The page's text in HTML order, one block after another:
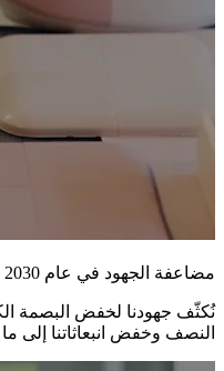
مضاعفة الجهود في عام 2030
نُكثّف جهودنا لخفض البصمة
النصف وخفض انبعاثاتنا إلى